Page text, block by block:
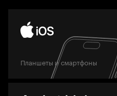
Планшеты и смартфоны